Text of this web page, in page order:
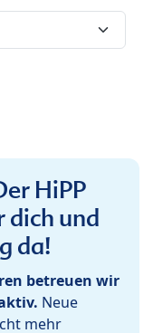
HiPP
dich und
da!
betreuen wir
Neue
mehr